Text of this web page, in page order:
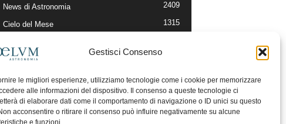
Gestisci Consenso
le migliori esperienze, utilizziamo tecnologie come i cookie per memorizzare
alle informazioni del dispositivo. Il consenso a queste tecnologie ci
di elaborare dati come il comportamento di navigazione o ID unici su questo
acconsentire o ritirare il consenso può influire negativamente su alcune
e funzioni.
News di Astronomia 2409
Cielo del Mese 1315
Articoli e Risorse On-Line
Il Blog della Redazione